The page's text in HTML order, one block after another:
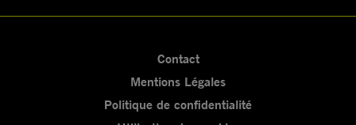
Contact
Mentions Légales
Politique de confidentialité